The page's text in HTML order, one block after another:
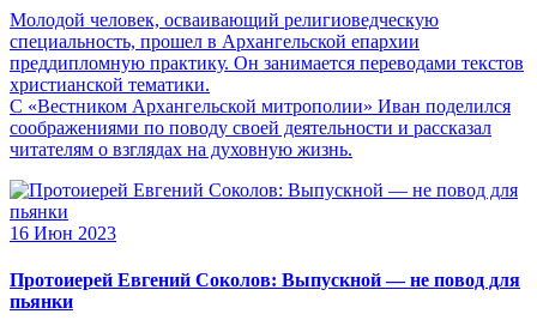
Молодой человек, осваивающий религиоведческую
специальность, прошел в Архангельской епархии
преддипломную практику. Он занимается переводами текстов
христианской тематики.
С «Вестником Архангельской митрополии» Иван поделился
соображениями по поводу своей деятельности и рассказал
читателям о взглядах на духовную жизнь.
16 Июн 2023
Протоиерей Евгений Соколов: Выпускной — не повод для
пьянки